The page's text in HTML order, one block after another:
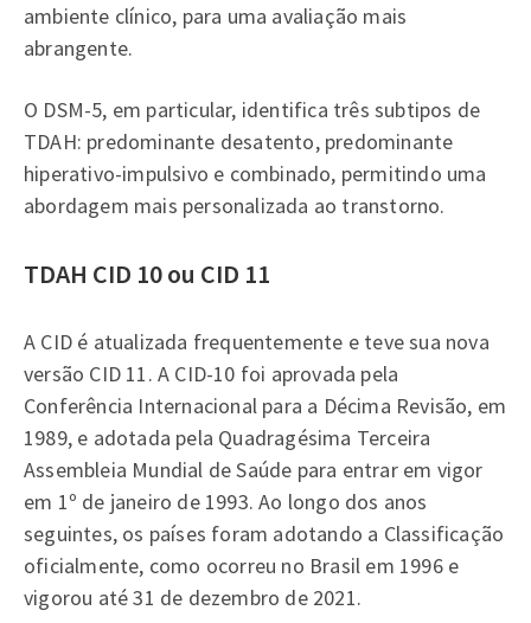
ambiente clínico, para uma avaliação mais
abrangente.
O DSM-5, em particular, identifica três subtipos de
TDAH: predominante desatento, predominante
hiperativo-impulsivo e combinado, permitindo uma
abordagem mais personalizada ao transtorno.
TDAH CID 10 ou CID 11
A CID é atualizada frequentemente e teve sua nova
versão CID 11. A CID-10 foi aprovada pela
Conferência Internacional para a Décima Revisão, em
1989, e adotada pela Quadragésima Terceira
Assembleia Mundial de Saúde para entrar em vigor
em 1º de janeiro de 1993. Ao longo dos anos
seguintes, os países foram adotando a Classificação
oficialmente, como ocorreu no Brasil em 1996 e
vigorou até 31 de dezembro de 2021.